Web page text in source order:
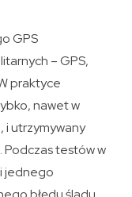
GPS
– GPS,
praktyce
nawet w
i utrzymywany
Podczas testów w
jednego